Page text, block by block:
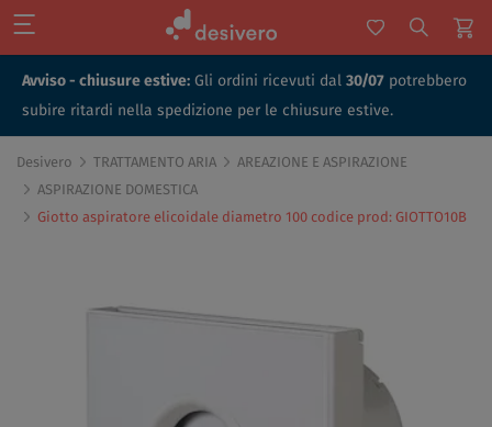
Avviso - chiusure estive: Gli ordini ricevuti dal 30/07 potrebbero
subire ritardi nella spedizione per le chiusure estive.
Desivero TRATTAMENTO ARIA
AREAZIONE E ASPIRAZIONE
ASPIRAZIONE DOMESTICA
Giotto aspiratore elicoidale diametro 100 codice prod: GIOTTO10B